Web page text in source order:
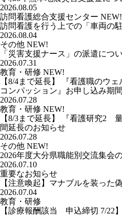
2026.08.05
訪問看護総合支援センター NEW!
訪問看護を行う上での「車両の
2026.08.04
その他 NEW!
「災害支援ナース」の派遣につ
2026.07.31
教育・研修 NEW!
【8/4まで延長】 『看護職のウ
コンパッション』お申し込み期
2026.07.28
教育・研修 NEW!
【8/3まで延長】 『看護研究2
間延長のお知らせ
2026.07.28
その他 NEW!
2026年度大分県職能別交流集会
2026.07.10
重要なお知らせ
【注意喚起】マナブルを装った
2026.07.04
教育・研修
【診療報酬該当 申込締切 7/22